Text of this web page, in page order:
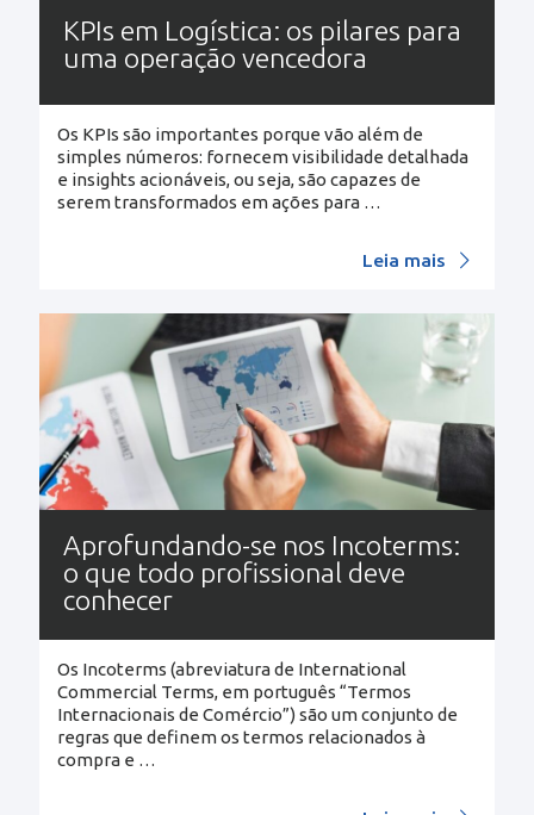
KPIs em Logística: os pilares para
uma operação vencedora
Os KPIs são importantes porque vão além de
simples números: fornecem visibilidade detalhada
e insights acionáveis, ou seja, são capazes de
serem transformados em ações para …
Leia mais
Aprofundando-se nos Incoterms:
o que todo profissional deve
conhecer
Os Incoterms (abreviatura de International
Commercial Terms, em português “Termos
Internacionais de Comércio”) são um conjunto de
regras que definem os termos relacionados à
compra e …